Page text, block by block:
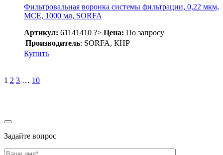
Фильтровальная воронка системы фильтрации, 0,22 мкм,
МСЕ, 1000 мл, SORFA
Артикул: 61141410 ?> Цена: По запросу
Производитель: SORFA, КНР
Купить
Навигация
1 2 3 … 10
Задайте вопрос